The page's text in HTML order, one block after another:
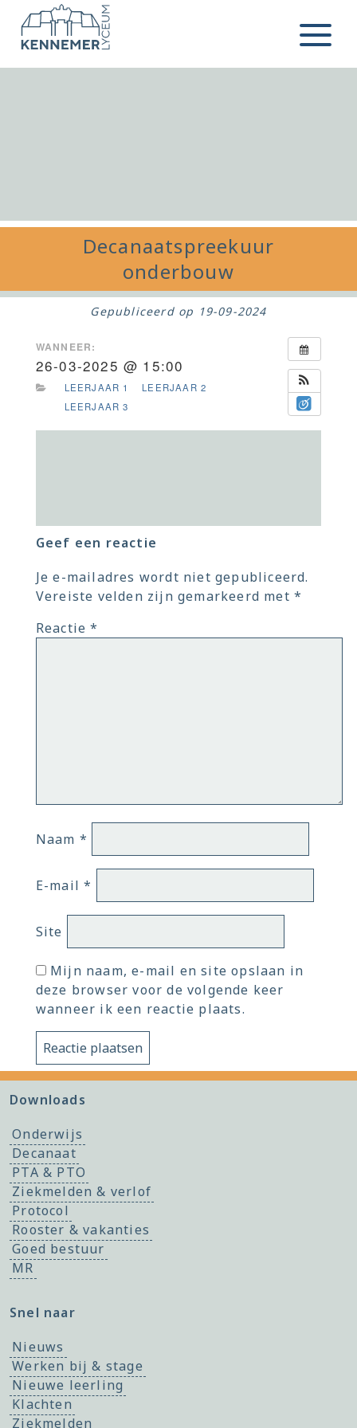
Ga naar de inhoud
Menu
Decanaatspreekuur
onderbouw
Gepubliceerd op 19-09-2024
WANNEER:
26-03-2025 @ 15:00
LEERJAAR 1
LEERJAAR 2
LEERJAAR 3
Geef een reactie
Je e-mailadres wordt niet gepubliceerd.
Vereiste velden zijn gemarkeerd met *
Reactie*
Naam *
E-mail*
Site
Mijn naam, e-mail en site opslaan in
deze browser voor de volgende keer
wanneer ik een reactie plaats.
Downloads
Onderwijs
Decanaat
PTA & PTO
Ziekmelden & verlof
Protocol
Rooster & vakanties
Goed bestuur
MR
Snel naar
Nieuws
Werken bij & stage
Nieuwe leerling
Klachten
Ziekmelden